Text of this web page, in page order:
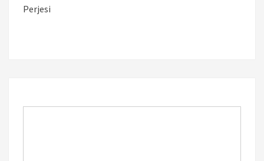
Perjesi